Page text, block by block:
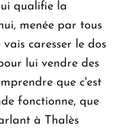
qualifie la
menée par tous
vais caresser le dos
lui vendre des
que c'est
fonctionne, que
à Thalès